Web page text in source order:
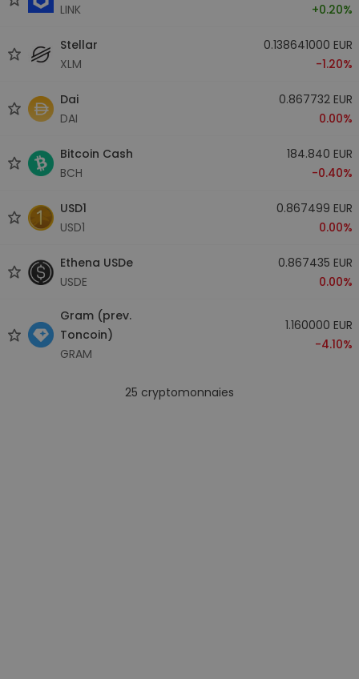
LINK
+0.20%
Stellar
XLM
0.138641000 EUR
-1.20%
Dai
DAI
0.867732 EUR
0.00%
Bitcoin Cash
BCH
184.840 EUR
-0.40%
USD1
USD1
0.867499 EUR
0.00%
Ethena USDe
USDE
0.867435 EUR
0.00%
Gram (prev.
Toncoin)
GRAM
1.160000 EUR
-4.10%
25 cryptomonnaies